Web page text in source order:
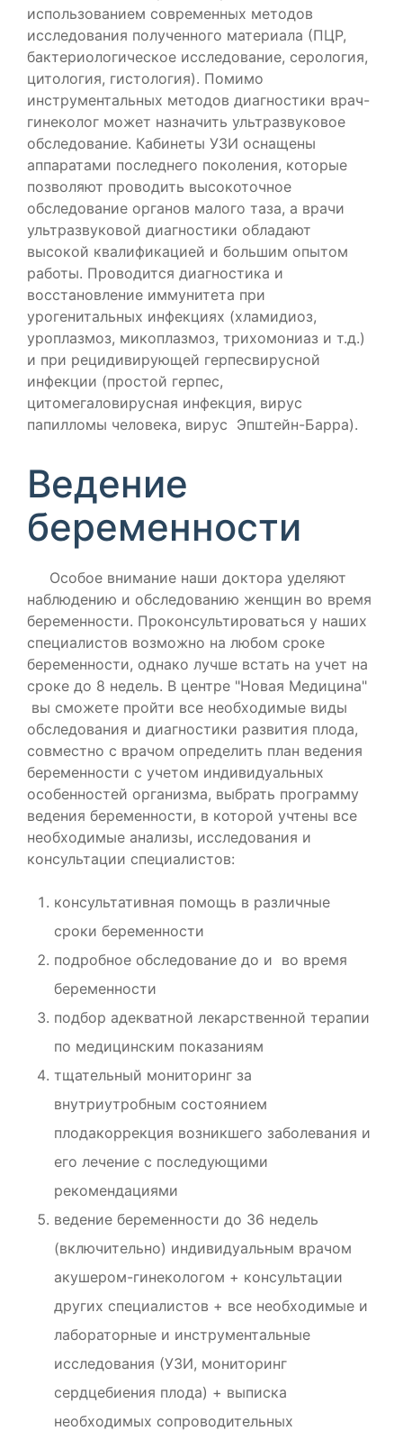
использованием современных методов
исследования полученного материала (ПЦР,
бактериологическое исследование, серология,
цитология, гистология). Помимо
инструментальных методов диагностики врач-
гинеколог может назначить ультразвуковое
обследование. Кабинеты УЗИ оснащены
аппаратами последнего поколения, которые
позволяют проводить высокоточное
обследование органов малого таза, а врачи
ультразвуковой диагностики обладают
высокой квалификацией и большим опытом
работы. Проводится диагностика и
восстановление иммунитета при
урогенитальных инфекциях (хламидиоз,
уроплазмоз, микоплазмоз, трихомониаз и т.д.)
и при рецидивирующей герпесвирусной
инфекции (простой герпес,
цитомегаловирусная инфекция, вирус
папилломы человека, вирус Эпштейн-Барра).
Ведение
беременности
Особое внимание наши доктора уделяют
наблюдению и обследованию женщин во время
беременности. Проконсультироваться у наших
специалистов возможно на любом сроке
беременности, однако лучше встать на учет на
сроке до 8 недель. В центре "Новая Медицина"
вы сможете пройти все необходимые виды
обследования и диагностики развития плода,
совместно с врачом определить план ведения
беременности с учетом индивидуальных
особенностей организма, выбрать программу
ведения беременности, в которой учтены все
необходимые анализы, исследования и
консультации специалистов:
консультативная помощь в различные
сроки беременности
подробное обследование до и во время
беременности
подбор адекватной лекарственной терапии
по медицинским показаниям
тщательный мониторинг за
внутриутробным состоянием
плодакоррекция возникшего заболевания и
его лечение с последующими
рекомендациями
ведение беременности до 36 недель
(включительно) индивидуальным врачом
акушером-гинекологом + консультации
других специалистов + все необходимые и
лабораторные и инструментальные
исследования (УЗИ, мониторинг
сердцебиения плода) + выписка
необходимых сопроводительных